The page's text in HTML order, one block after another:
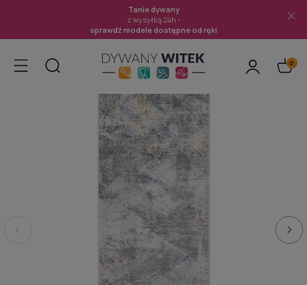
Tanie dywany
z wysyłką 24h -
sprawdź modele dostępne od ręki